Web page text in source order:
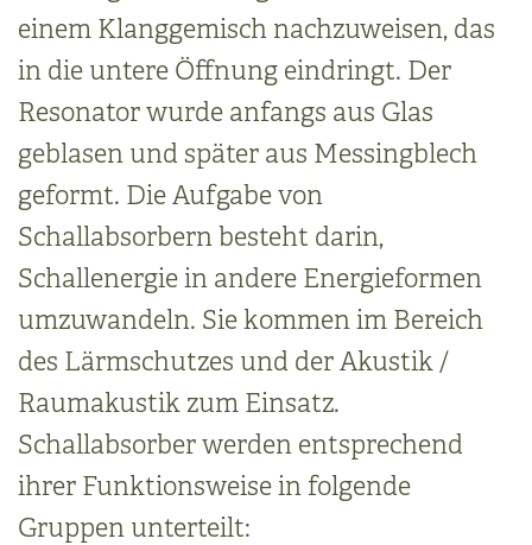
einem Klanggemisch nachzuweisen, das
in die untere Öffnung eindringt. Der
Resonator wurde anfangs aus Glas
geblasen und später aus Messingblech
geformt. Die Aufgabe von
Schallabsorbern besteht darin,
Schallenergie in andere Energieformen
umzuwandeln. Sie kommen im Bereich
des Lärmschutzes und der Akustik /
Raumakustik zum Einsatz.
Schallabsorber werden entsprechend
ihrer Funktionsweise in folgende
Gruppen unterteilt: